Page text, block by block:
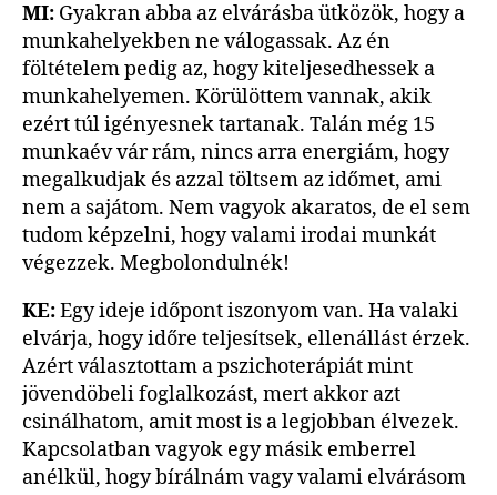
MI: Gyakran abba az elvárásba ütközök, hogy a
munkahelyekben ne válogassak. Az én
föltételem pedig az, hogy kiteljesedhessek a
munkahelyemen. Körülöttem vannak, akik
ezért túl igényesnek tartanak. Talán még 15
munkaév vár rám, nincs arra energiám, hogy
megalkudjak és azzal töltsem az időmet, ami
nem a sajátom. Nem vagyok akaratos, de el sem
tudom képzelni, hogy valami irodai munkát
végezzek. Megbolondulnék!
KE:Egy ideje időpont iszonyom van. Ha valaki
elvárja, hogy időre teljesítsek, ellenállást érzek.
Azért választottam a pszichoterápiát mint
jövendöbeli foglalkozást, mert akkor azt
csinálhatom, amit most is a legjobban élvezek.
Kapcsolatban vagyok egy másik emberrel
anélkül, hogy bírálnám vagy valami elvárásom